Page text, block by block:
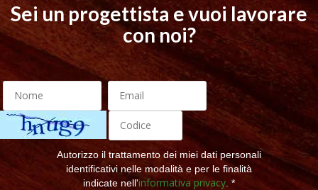
Sei un progettista e vuoi lavorare
con noi?
Autorizzo il trattamento dei miei dati personali
identificativi nelle modalità e per le finalità
indicate nell'informativa privacy . *